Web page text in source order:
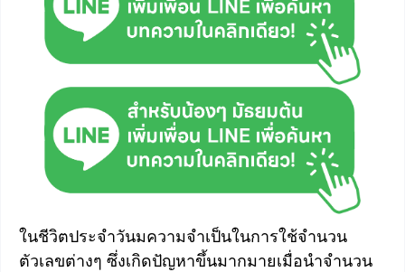
ในชีวิตประจำวันมความจำเป็นในการใช้จำนวน
ตัวเลขต่างๆ ซึ่งเกิดปัญหาขึ้นมากมายเมื่อนำจำนวน